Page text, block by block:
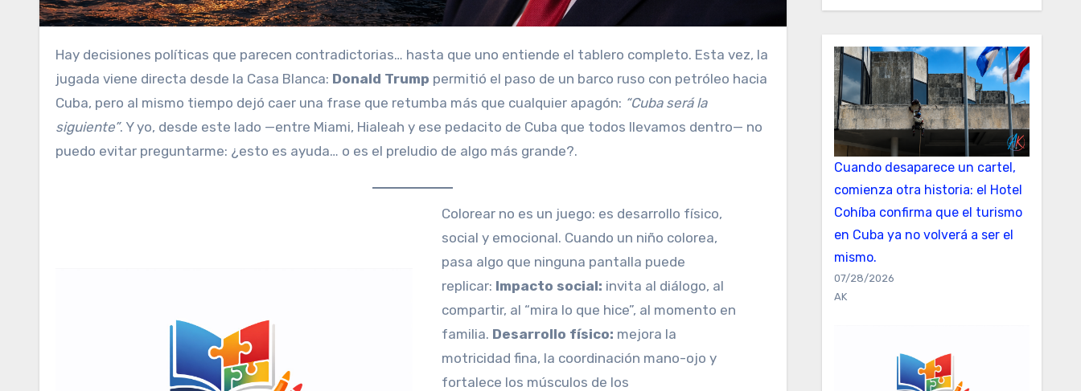
Hay decisiones políticas que parecen contradictorias… hasta que uno entiende el tablero completo. Esta vez, la
jugada viene directa desde la Casa Blanca: Donald Trump permitió el paso de un barco ruso con petróleo hacia
Cuba, pero al mismo tiempo dejó caer una frase que retumba más que cualquier apagón: “Cuba será la
siguiente”. Y yo, desde este lado —entre Miami, Hialeah y ese pedacito de Cuba que todos llevamos dentro— no
puedo evitar preguntarme: ¿esto es ayuda… o es el preludio de algo más grande?.
Colorear no es un juego: es desarrollo físico,
social y emocional. Cuando un niño colorea,
pasa algo que ninguna pantalla puede
replicar: Impacto social: invita al diálogo, al
compartir, al “mira lo que hice”, al momento en
familia. Desarrollo físico: mejora la
motricidad fina, la coordinación mano-ojo y
fortalece los músculos de los
Cuando desaparece un cartel,
comienza otra historia: el Hotel
Cohíba confirma que el turismo
en Cuba ya no volverá a ser el
mismo.
07/28/2026
AK